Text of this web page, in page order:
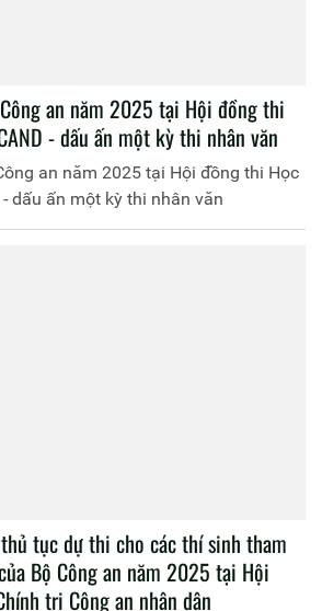
an năm 2025 tại Hội đồng thi
- dấu ấn một kỳ thi nhân văn
an năm 2025 tại Hội đồng thi Học
dấu ấn một kỳ thi nhân văn
tục dự thi cho các thí sinh tham
Bộ Công an năm 2025 tại Hội
trị Công an nhân dân